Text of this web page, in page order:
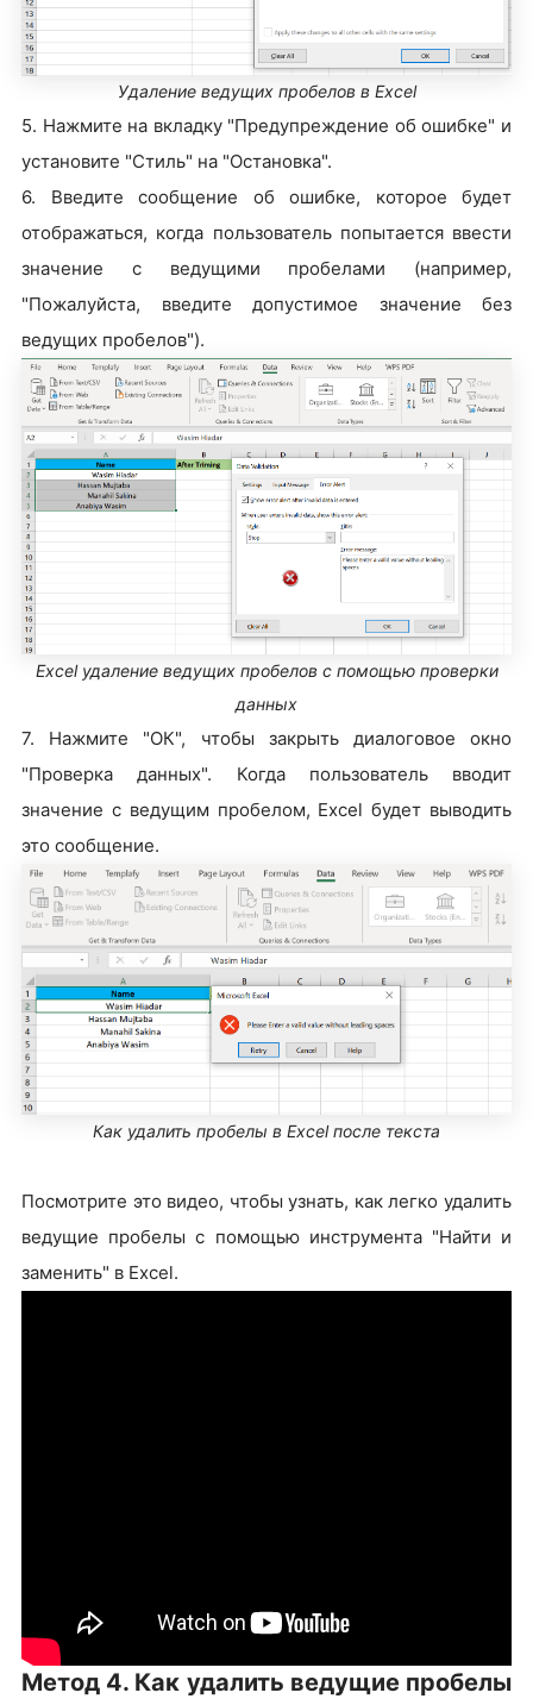
Удаление ведущих пробелов в Excel
5. Нажмите на вкладку "Предупреждение об ошибке" и
установите "Стиль" на "Остановка".
6. Введите сообщение об ошибке, которое будет
отображаться, когда пользователь попытается ввести
значение с ведущими пробелами (например,
"Пожалуйста, введите допустимое значение без
ведущих пробелов").
Excel удаление ведущих пробелов с помощью проверки
данных
7. Нажмите "ОК", чтобы закрыть диалоговое окно
"Проверка данных". Когда пользователь вводит
значение с ведущим пробелом, Excel будет выводить
это сообщение.
Как удалить пробелы в Excel после текста
Посмотрите это видео, чтобы узнать, как легко удалить
ведущие пробелы с помощью инструмента "Найти и
заменить" в Excel.
Метод 4. Как удалить ведущие пробелы